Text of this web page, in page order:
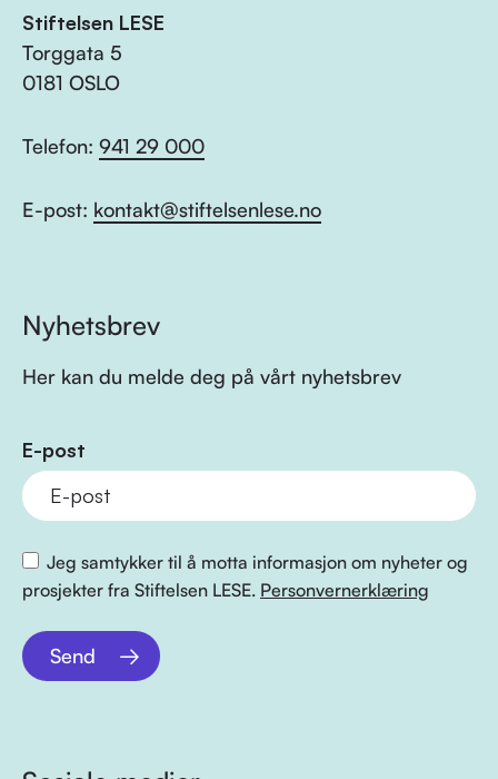
Stiftelsen LESE
Torggata 5
0181 OSLO
Telefon: 941 29 000
E-post: kontakt@stiftelsenlese.no
Nyhetsbrev
Her kan du melde deg på vårt nyhetsbrev
E-post
Jeg samtykker til å motta informasjon om nyheter og
prosjekter fra Stiftelsen LESE. Personvernerklæring
Send